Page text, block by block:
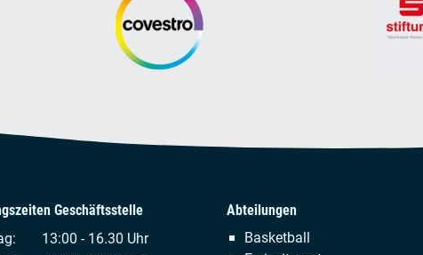
Geschäftsstelle
13:00 - 16.30 Uhr
Abteilungen
Navigation
Basketball